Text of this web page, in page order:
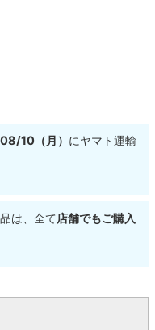
10（月） にヤマト運輸
は、全て店舗でもご購入